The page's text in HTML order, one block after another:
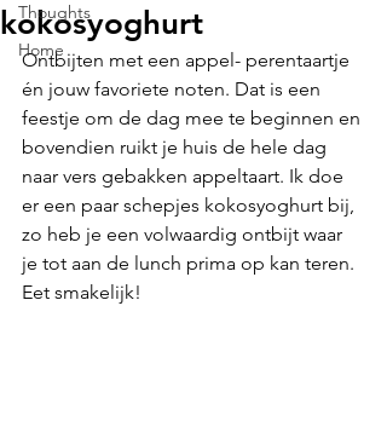
Thoughts
Home
kokosyoghurt
Ontbijten met een appel- perentaartje
én jouw favoriete noten. Dat is een
feestje om de dag mee te beginnen en
bovendien ruikt je huis de hele dag
naar vers gebakken appeltaart. Ik doe
er een paar schepjes kokosyoghurt bij,
zo heb je een volwaardig ontbijt waar
je tot aan de lunch prima op kan teren.
Eet smakelijk!